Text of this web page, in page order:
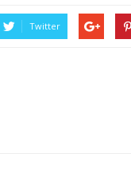
Twitter